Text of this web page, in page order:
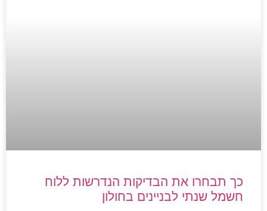
כך תבחרו את הבדיקות הנדרשות ללוח
חשמל שנתי לבניינים בחולון